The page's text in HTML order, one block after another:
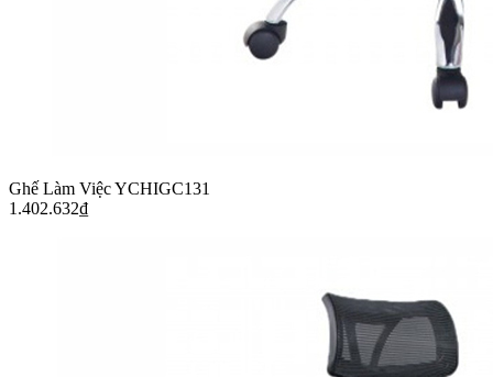
Ghế Làm Việc YCHIGC131
1.402.632₫